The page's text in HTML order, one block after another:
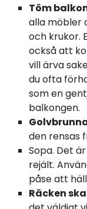
Töm
alla möbler
och krukor.
också att
vill ärva
du ofta
som en
balkongen.
den rensas
Sopa. Det
rejält.
påse att
Räcken